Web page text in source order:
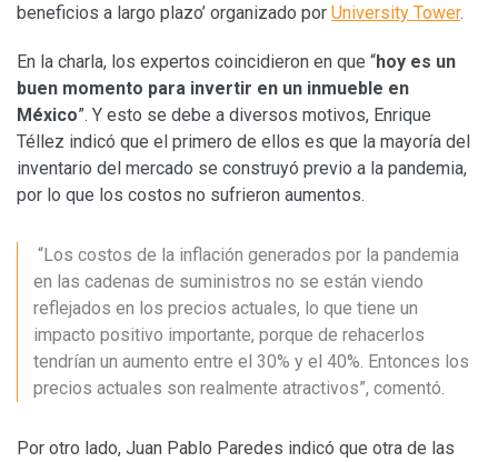
beneficios a largo plazo’ organizado por University Tower.
En la charla, los expertos coincidieron en que “hoy es un
buen momento para invertir en un inmueble en
México”. Y esto se debe a diversos motivos, Enrique
Téllez indicó que el primero de ellos es que la mayoría del
inventario del mercado se construyó previo a la pandemia,
por lo que los costos no sufrieron aumentos.
“Los costos de la inflación generados por la pandemia
en las cadenas de suministros no se están viendo
reflejados en los precios actuales, lo que tiene un
impacto positivo importante, porque de rehacerlos
tendrían un aumento entre el 30% y el 40%. Entonces los
precios actuales son realmente atractivos”, comentó.
Por otro lado, Juan Pablo Paredes indicó que otra de las